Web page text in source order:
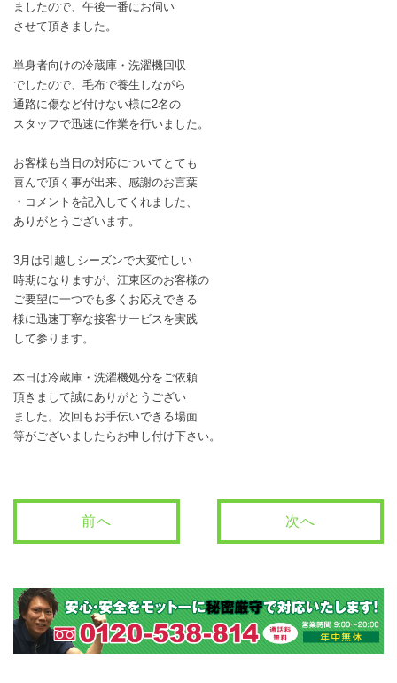
ましたので、午後一番にお伺い
させて頂きました。
単身者向けの冷蔵庫・洗濯機回収
でしたので、毛布で養生しながら
通路に傷など付けない様に2名の
スタッフで迅速に作業を行いました。
お客様も当日の対応についてとても
喜んで頂く事が出来、感謝のお言葉
・コメントを記入してくれました、
ありがとうございます。
3月は引越しシーズンで大変忙しい
時期になりますが、江東区のお客様の
ご要望に一つでも多くお応えできる
様に迅速丁寧な接客サービスを実践
して参ります。
本日は冷蔵庫・洗濯機処分をご依頼
頂きまして誠にありがとうござい
ました。次回もお手伝いできる場面
等がございましたらお申し付け下さい。
前へ 次へ